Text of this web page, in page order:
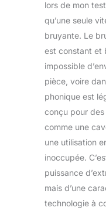
lors de mon
qu’une seule
bruyante. Le
est constant et
impossible
pièce, voire
phonique est
conçu pour
comme une
une utilisation
inoccupée.
puissance
mais d’une
technologie à